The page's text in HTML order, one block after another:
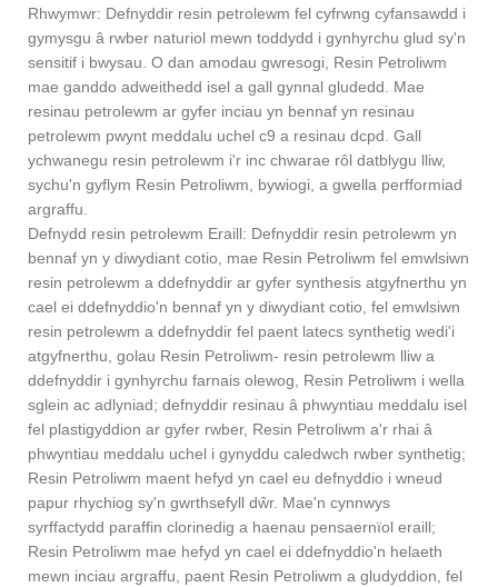
Rhwymwr: Defnyddir resin petrolewm fel cyfrwng cyfansawdd i
gymysgu â rwber naturiol mewn toddydd i gynhyrchu glud sy'n
sensitif i bwysau. O dan amodau gwresogi, Resin Petroliwm
mae ganddo adweithedd isel a gall gynnal gludedd. Mae
resinau petrolewm ar gyfer inciau yn bennaf yn resinau
petrolewm pwynt meddalu uchel c9 a resinau dcpd. Gall
ychwanegu resin petrolewm i'r inc chwarae rôl datblygu lliw,
sychu'n gyflym Resin Petroliwm, bywiogi, a gwella perfformiad
argraffu.
Defnydd resin petrolewm Eraill: Defnyddir resin petrolewm yn
bennaf yn y diwydiant cotio, mae Resin Petroliwm fel emwlsiwn
resin petrolewm a ddefnyddir ar gyfer synthesis atgyfnerthu yn
cael ei ddefnyddio'n bennaf yn y diwydiant cotio, fel emwlsiwn
resin petrolewm a ddefnyddir fel paent latecs synthetig wedi'i
atgyfnerthu, golau Resin Petroliwm- resin petrolewm lliw a
ddefnyddir i gynhyrchu farnais olewog, Resin Petroliwm i wella
sglein ac adlyniad; defnyddir resinau â phwyntiau meddalu isel
fel plastigyddion ar gyfer rwber, Resin Petroliwm a'r rhai â
phwyntiau meddalu uchel i gynyddu caledwch rwber synthetig;
Resin Petroliwm maent hefyd yn cael eu defnyddio i wneud
papur rhychiog sy'n gwrthsefyll dŵr. Mae'n cynnwys
syrffactydd paraffin clorinedig a haenau pensaernïol eraill;
Resin Petroliwm mae hefyd yn cael ei ddefnyddio'n helaeth
mewn inciau argraffu, paent Resin Petroliwm a gludyddion, fel